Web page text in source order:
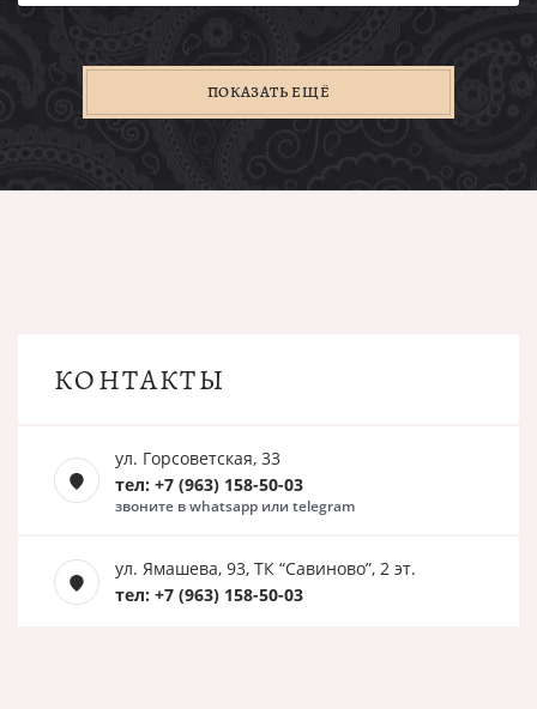
ПОКАЗАТЬ ЕЩЁ
КОНТАКТЫ
ул. Горсоветская, 33
тел: +7 (963) 158-50-03
звоните в whatsapp или telegram
ул. Ямашева, 93, ТК “Савиново”, 2 эт.
тел: +7 (963) 158-50-03